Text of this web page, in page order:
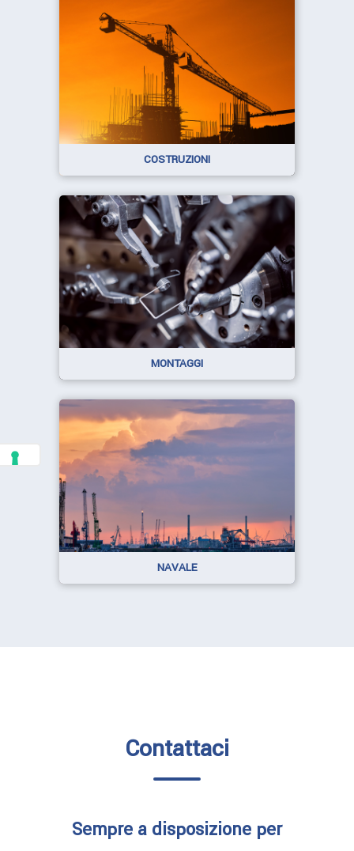
COSTRUZIONI
MONTAGGI
NAVALE
Contattaci
Sempre a disposizione per